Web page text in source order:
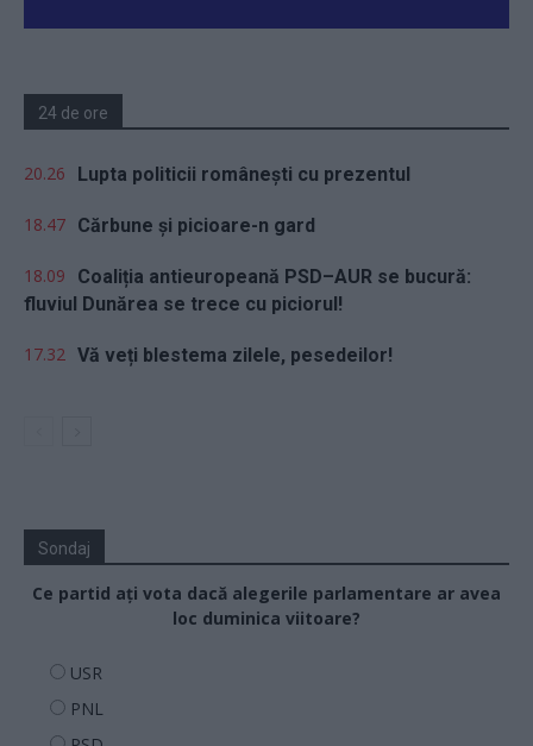
24 de ore
20.26 Lupta politicii românești cu prezentul
18.47 Cărbune și picioare-n gard
18.09
Coaliția antieuropeană PSD–AUR se bucură:
fluviul Dunărea se trece cu piciorul!
17.32 Vă veți blestema zilele, pesedeilor!
Sondaj
Ce partid ați vota dacă alegerile parlamentare ar avea
loc duminica viitoare?
USR
PNL